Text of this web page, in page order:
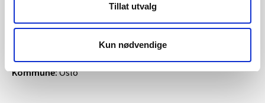
Tillat utvalg
Kun nødvendige
Kommune:Oslo